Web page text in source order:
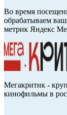
Во время
обрабатываем
метрик Яндекс
Мегакритик -
кинофильмы в